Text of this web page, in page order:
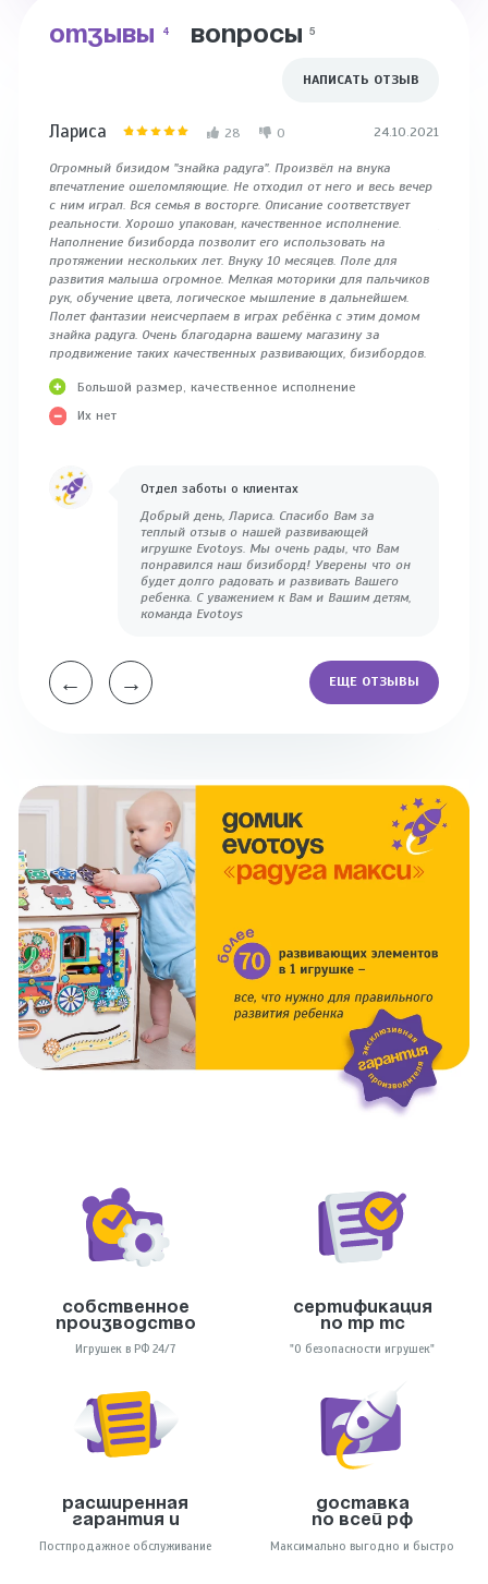
ОТЗЫВЫ 4 ВОПРОСЫ 5
НАПИСАТЬ ОТЗЫВ
Лариса 28 0 24.10.2021
Огромный бизидом "знайка радуга". Произвёл на внука
впечатление ошеломляющие. Не отходил от него и весь вечер
с ним играл. Вся семья в восторге. Описание соответствует
реальности. Хорошо упакован, качественное исполнение.
Наполнение бизиборда позволит его использовать на
протяжении нескольких лет. Внуку 10 месяцев. Поле для
развития малыша огромное. Мелкая моторики для пальчиков
рук, обучение цвета, логическое мышление в дальнейшем.
Полет фантазии неисчерпаем в играх ребёнка с этим домом
знайка радуга. Очень благодарна вашему магазину за
продвижение таких качественных развивающих, бизибордов.
Большой размер, качественное исполнение
Их нет
Отдел заботы о клиентах
Добрый день, Лариса. Спасибо Вам за
теплый отзыв о нашей развивающей
игрушке Evotoys. Мы очень рады, что Вам
понравился наш бизиборд! Уверены что он
будет долго радовать и развивать Вашего
ребенка. С уважением к Вам и Вашим детям,
команда Evotoys
Олеся
← → ЕЩЕ ОТЗЫВЫ
Собственное
производство
Игрушек в РФ 24/7
Сертификация
по тр тс
"О безопасности игрушек"
Расширенная
гарантия и
Постпродажное обслуживание
Доставка
по всей РФ
Максимально выгодно и быстро